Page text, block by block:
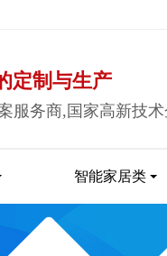
定制与生产
服务商,国家高新技术
智能家居类